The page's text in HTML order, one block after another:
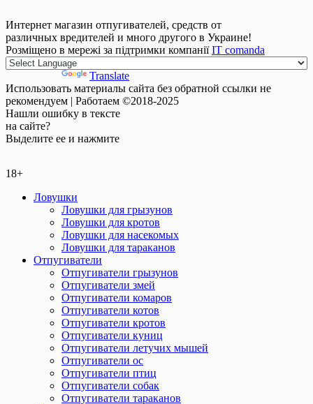
Интернет магазин отпугивателей, средств от
различных вредителей и много другого в Украине!
Розміщено в мережі за підтримки компаніїIT comanda
Translate
Использовать материалы сайта без обратной ссылки не
рекомендуем | Работаем ©2018-2025
Нашли ошибку в тексте
на сайте?
Выделите ее и нажмите
18+
Ловушки
Ловушки для грызунов
Ловушки для кротов
Ловушки для насекомых
Ловушки для тараканов
Отпугиватели
Отпугиватели грызунов
Отпугиватели змей
Отпугиватели комаров
Отпугиватели котов
Отпугиватели кротов
Отпугиватели куниц
Отпугиватели летучих мышей
Отпугиватели ос
Отпугиватели птиц
Отпугиватели собак
Отпугиватели тараканов